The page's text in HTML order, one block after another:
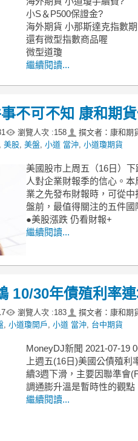
小S＆P500保證金?
海外期貨 小那斯達克指數
還有微型指數商品喔
微型道瓊
繼續閱讀...
不可不知 康和期
瀏覽人次 :158
撰文者：康和期
美股 美盤 小道 當沖 小道瓊期貨
美國股市上周五（16日）
人對企業財報季的信心。
業之先發布財報時，可從
盤前，最值得關注的五件國
●美股漲跌 仍看財報+
繼續閱讀...
10/30年債殖利率
瀏覽人次 :183
撰文者：康和期
小道瓊開戶 小道 當沖 台中期貨
MoneyDJ新聞 2021-07-19
上週五(16日)美國公債殖
續3週下滑，主要因聯準會
調通膨升溫是暫時性的觀點
繼續閱讀...